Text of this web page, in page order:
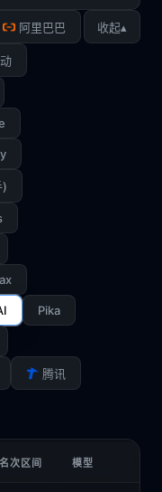
阿里巴巴
)
Pika
腾讯
收起▴
名次区间 模型